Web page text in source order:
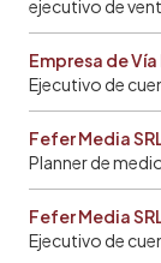
ejecutivo de
Empresa de
Ejecutivo de
Fefer Media SRL
Planner de
Fefer Media SRL
Ejecutivo de